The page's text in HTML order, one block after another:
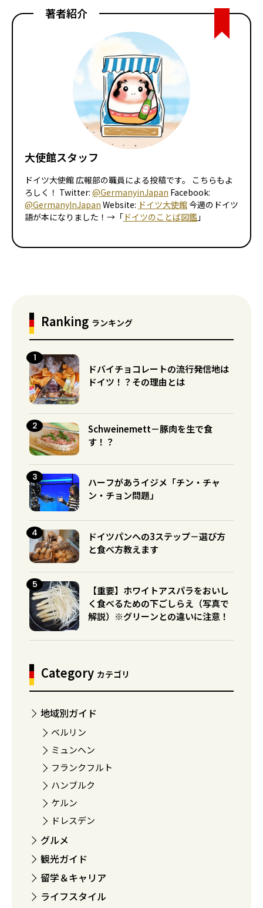
著者紹介
大使館スタッフ
ドイツ大使館 広報部の職員による投稿です。 こちらもよ
ろしく！ Twitter: @GermanyinJapan Facebook:
@GermanyInJapan Website: ドイツ大使館今週のドイツ
語が本になりました！→「 ドイツのことば図鑑 」
Ranking ランキング
ドバイチョコレートの流行発信地は
ドイツ！？その理由とは
Schweinemett－豚肉を生で食
す！？
ハーフがあうイジメ「チン・チャ
ン・チョン問題」
ドイツパンへの3ステップ－選び方
と食べ方教えます
【重要】ホワイトアスパラをおいし
く食べるための下ごしらえ（写真で
解説）※グリーンとの違いに注意！
Category カテゴリ
地域別ガイド
ベルリン
ミュンヘン
フランクフルト
ハンブルク
ケルン
ドレスデン
グルメ
観光ガイド
留学＆キャリア
ライフスタイル